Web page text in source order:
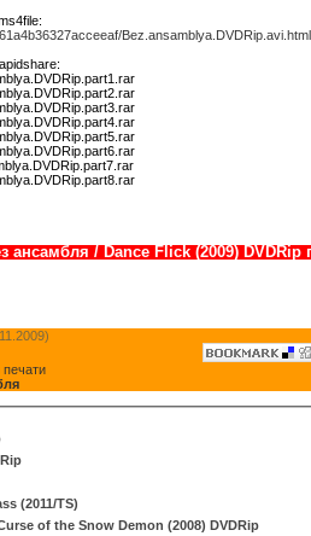
Bez.ansamblya.DVDRip.avi.html
ансамбля / Dance Flick (2009)
печати
(2011/TS)
of the Snow Demon (2008) DVDRip